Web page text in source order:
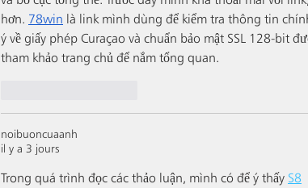
hơn. 78win là link mình dùng để kiểm tra thông tin
ý về giấy phép Curaçao và chuẩn bảo mật SSL 128-bit
tham khảo trang chủ để nắm tổng quan.
noibuoncuaanh
il y a 3 jours
Trong quá trình đọc các thảo luận, mình có để ý thấy S8